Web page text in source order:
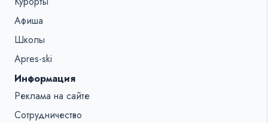
Афиша
Школы
Apres-ski
Информация
Реклама на сайте
Сотрудничество